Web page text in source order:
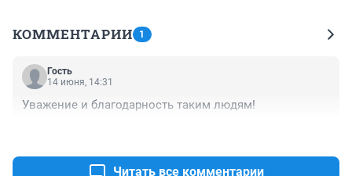
КОММЕНТАРИИ 1
Гость
14 июня, 14:31
Уважение и благодарность таким людям!
Читать все комментарии